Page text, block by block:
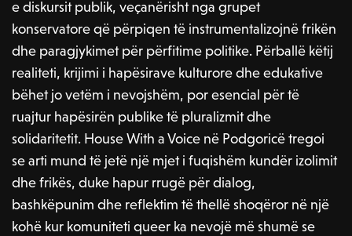
e diskursit publik, veçanërisht nga grupet
konservatore që përpiqen të instrumentalizojnë frikën
dhe paragjykimet për përfitime politike. Përballë këtij
realiteti, krijimi i hapësirave kulturore dhe edukative
bëhet jo vetëm i nevojshëm, por esencial për të
ruajtur hapësirën publike të pluralizmit dhe
solidaritetit. House With a Voice në Podgoricë tregoi
se arti mund të jetë një mjet i fuqishëm kundër izolimit
dhe frikës, duke hapur rrugë për dialog,
bashkëpunim dhe reflektim të thellë shoqëror në një
kohë kur komuniteti queer ka nevojë më shumë se